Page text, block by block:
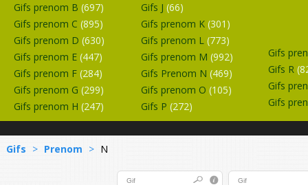
Gifs prenom B (697)
Gifs prenom C (895)
Gifs prenom D (630)
Gifs prenom E (447)
Gifs prenom F (284)
Gifs prenom G (299)
Gifs prenom H (247)
Gifs J (66)
Gifs prenom K (301)
Gifs prenom L (773)
Gifs prenom M (992)
Gifs Prenom N (469)
Gifs prenom O (105)
Gifs P (272)
Gifs
Gifs R
Gifs
Gifs
Gifs > Prenom > N
Gif Gif